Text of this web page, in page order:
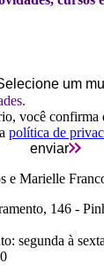
você confirma
política de
enviar
e Marielle
146 -
segunda à